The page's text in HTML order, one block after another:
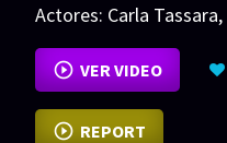
Actores: Carla Tassara,
Patton
VER MÁS
VER VIDEO
REPORT